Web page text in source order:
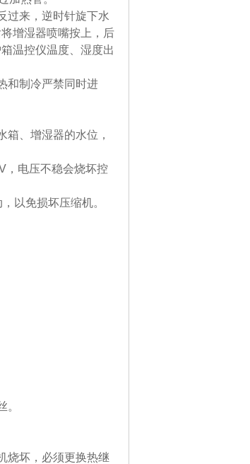
过来，逆时针旋下水
增湿器喷嘴按上，后
温控仪温度、湿度出
和制冷严禁同时进
、增湿器的水位，
，电压不稳会烧坏控
以免损坏压缩机。
。
烧坏，必须更换热继